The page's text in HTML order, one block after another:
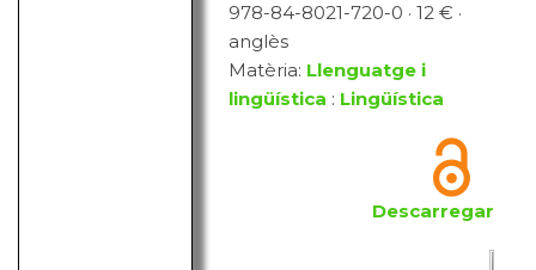
978-84-8021-720-0 · 12 € ·
anglès
Matèria: Llenguatge i
lingüística : Lingüística
Descarregar